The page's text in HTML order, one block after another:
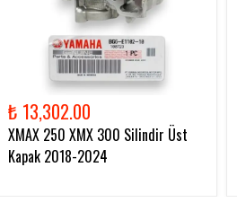
₺ 13,302.00
XMAX 250 XMX 300 Silindir Üst
Kapak 2018-2024